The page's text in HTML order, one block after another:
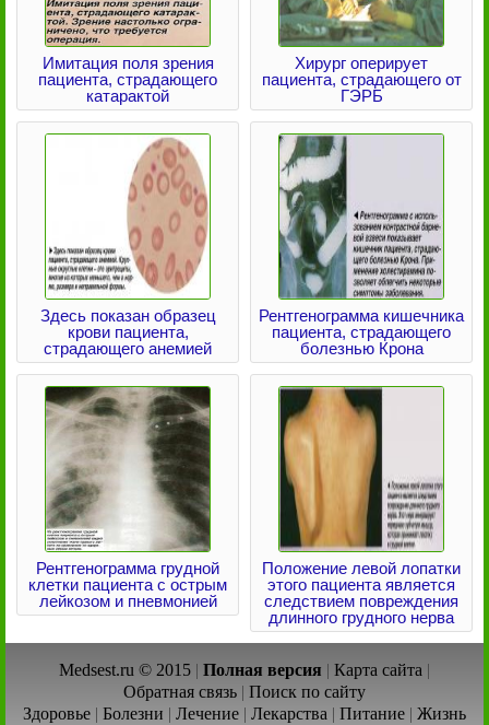
Имитация поля зрения
пациента, страдающего
катарактой
Хирург оперирует
пациента, страдающего от
ГЭРБ
Здесь показан образец
крови пациента,
страдающего анемией
Рентгенограмма кишечника
пациента, страдающего
болезнью Крона
Рентгенограмма грудной
клетки пациента с острым
лейкозом и пневмонией
Положение левой лопатки
этого пациента является
следствием повреждения
длинного грудного нерва
Medsest.ru © 2015 | Полная версия | Карта сайта |
Обратная связь | Поиск по сайту
Здоровье | Болезни | Лечение | Лекарства | Питание | Жизнь